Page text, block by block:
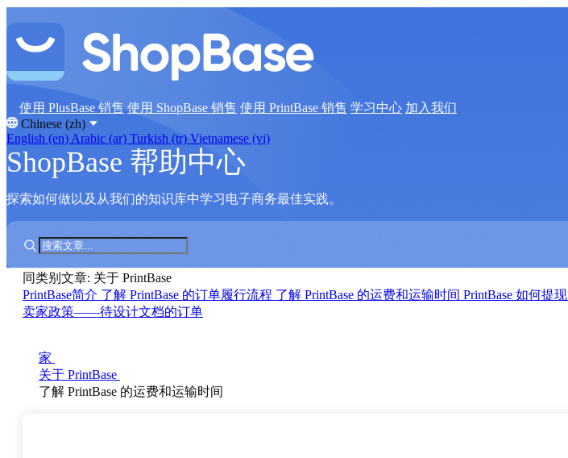
使用 PlusBase 销售 使用 ShopBase 销售 使用 PrintBase 销售 学习中心 加入我们
Chinese (zh)
English (en) Arabic (ar) Turkish (tr) Vietnamese (vi)
ShopBase 帮助中心
探索如何做以及从我们的知识库中学习电子商务最佳实践。
同类别文章: 关于 PrintBase
PrintBase简介 了解 PrintBase 的订单履行流程 了解 PrintBase 的运费和运输时间 PrintBase 如何提现
卖家政策——待设计文档的订单
家
关于 PrintBase
了解 PrintBase 的运费和运输时间